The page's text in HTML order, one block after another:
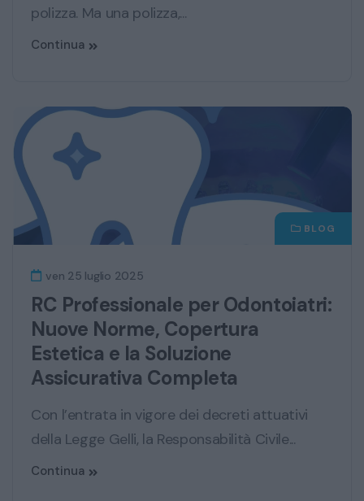
polizza. Ma una polizza,...
Continua
BLOG
ven 25 luglio 2025
RC Professionale per Odontoiatri:
Nuove Norme, Copertura
Estetica e la Soluzione
Assicurativa Completa
Con l’entrata in vigore dei decreti attuativi
della Legge Gelli, la Responsabilità Civile...
Continua